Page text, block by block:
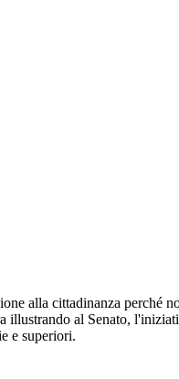
alla cittadinanza perché
al Senato,
e superiori.